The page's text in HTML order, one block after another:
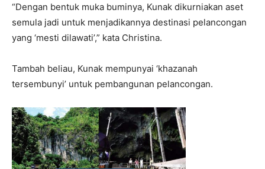
“Dengan bentuk muka buminya, Kunak dikurniakan aset
semula jadi untuk menjadikannya destinasi pelancongan
yang ‘mesti dilawati’,” kata Christina.
Tambah beliau, Kunak mempunyai ‘khazanah
tersembunyi’ untuk pembangunan pelancongan.